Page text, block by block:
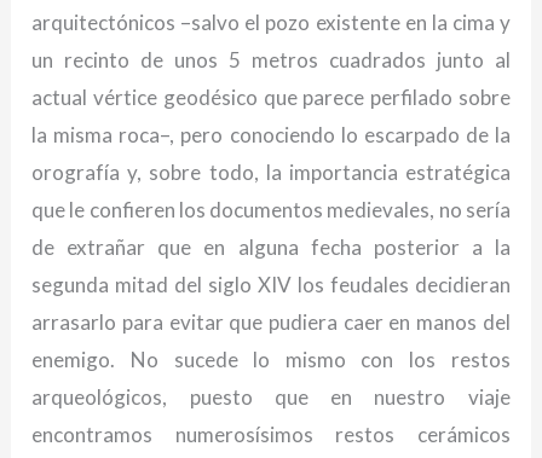
arquitectónicos –salvo el pozo existente en la cima y
un recinto de unos 5 metros cuadrados junto al
actual vértice geodésico que parece perfilado sobre
la misma roca–, pero conociendo lo escarpado de la
orografía y, sobre todo, la importancia estratégica
que le confieren los documentos medievales, no sería
de extrañar que en alguna fecha posterior a la
segunda mitad del siglo XIV los feudales decidieran
arrasarlo para evitar que pudiera caer en manos del
enemigo. No sucede lo mismo con los restos
arqueológicos, puesto que en nuestro viaje
encontramos numerosísimos restos cerámicos